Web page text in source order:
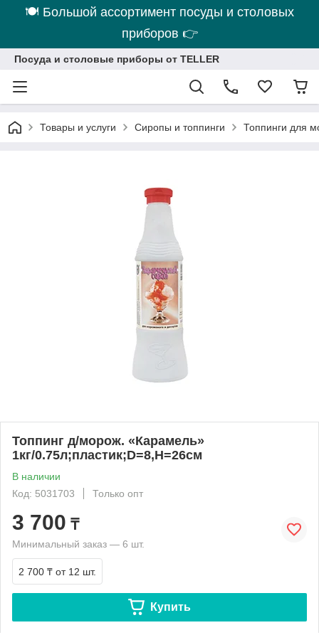
🍽 Большой ассортимент посуды и столовых
приборов 👉
Посуда и столовые приборы от TELLER
Товары и услуги Сиропы и топпинги Топпинги для
Топпинг д/морож. «Карамель»
1кг/0.75л;пластик;D=8,H=26см
В наличии
Код: 5031703
Только опт
3 700 ₸
Минимальный заказ — 6 шт.
2 700 ₸ от 12 шт.
Купить